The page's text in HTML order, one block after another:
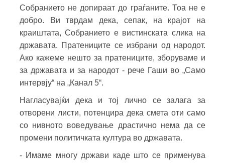
Собранието не допираат до граѓаните. Тоа не е
добро. Ви тврдам дека, сепак, на крајот на
краиштата, Собранието е вистинската слика на
државата. Пратениците се избрани од народот.
Ако кажеме нешто за пратениците, зборуваме и
за државата и за народот - рече Гаши во „Само
интервју“ на „Канал 5“.
Нагласувајќи дека и тој лично се залага за
отворени листи, потенцира дека смета оти само
со нивното воведување драстично нема да се
промени политичката култура во државата.
- Имаме многу држави каде што се применува